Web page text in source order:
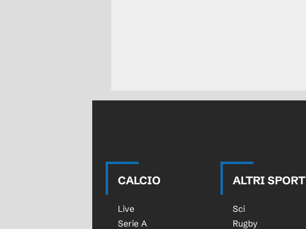
CALCIO
Live
Serie A
ALTRI SPORT
Sci
Rugby